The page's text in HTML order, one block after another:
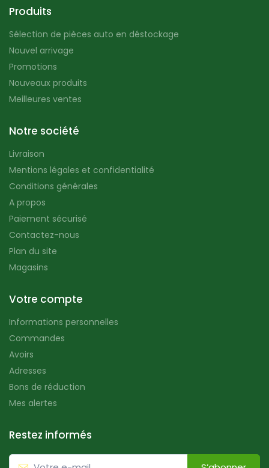
Produits
Sélection de pièces auto en déstockage
Nouvel arrivage
Promotions
Nouveaux produits
Meilleures ventes
Notre société
Livraison
Mentions légales et confidentialité
Conditions générales
A propos
Paiement sécurisé
Contactez-nous
Plan du site
Magasins
Votre compte
Informations personnelles
Commandes
Avoirs
Adresses
Bons de réduction
Mes alertes
Restez informés